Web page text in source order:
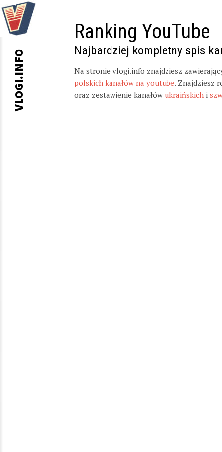
Ranking YouTube
Najbardziej kompletny spis
Na stronie vlogi.info znajdziesz
polskich kanałów na youtube. Znajdziesz
oraz zestawienie kanałów ukraińskich i
VLOGI.INFO